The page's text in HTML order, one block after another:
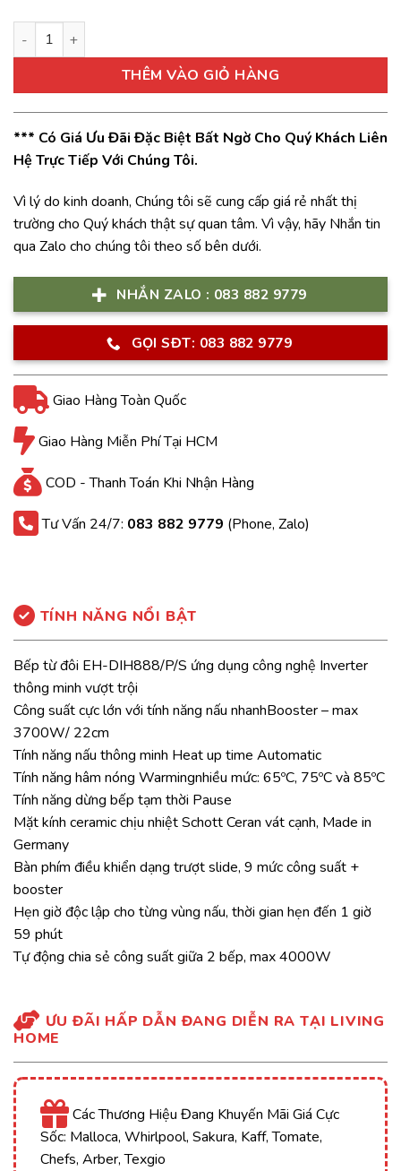
16.450.000 ₫.
Bếp từ Chefs EH-DIH888P cao cấp nhập khẩu Đức số lượng
THÊM VÀO GIỎ HÀNG
*** Có Giá Ưu Đãi Đặc Biệt Bất Ngờ Cho Quý Khách Liên
Hệ Trực Tiếp Với Chúng Tôi.
Vì lý do kinh doanh, Chúng tôi sẽ cung cấp giá rẻ nhất thị
trường cho Quý khách thật sự quan tâm. Vì vậy, hãy Nhắn tin
qua Zalo cho chúng tôi theo số bên dưới.
NHẮN ZALO : 083 882 9779
GỌI SĐT: 083 882 9779
Giao Hàng Toàn Quốc
Giao Hàng Miễn Phí Tại HCM
COD - Thanh Toán Khi Nhận Hàng
Tư Vấn 24/7: 083 882 9779 (Phone, Zalo)
TÍNH NĂNG NỔI BẬT
Bếp từ đôi EH-DIH888/P/S ứng dụng công nghệ Inverter
thông minh vượt trội
Công suất cực lớn với tính năng nấu nhanhBooster – max
3700W/ 22cm
Tính năng nấu thông minh Heat up time Automatic
Tính năng hâm nóng Warmingnhiều mức: 65ºC, 75ºC và 85ºC
Tính năng dừng bếp tạm thời Pause
Mặt kính ceramic chịu nhiệt Schott Ceran vát cạnh, Made in
Germany
Bàn phím điều khiển dạng trượt slide, 9 mức công suất +
booster
Hẹn giờ độc lập cho từng vùng nấu, thời gian hẹn đến 1 giờ
59 phút
Tự động chia sẻ công suất giữa 2 bếp, max 4000W
ƯU ĐÃI HẤP DẪN ĐANG DIỄN RA TẠI LIVING
HOME
Các Thương Hiệu Đang Khuyến Mãi Giá Cực
Sốc: Malloca, Whirlpool, Sakura, Kaff, Tomate,
Chefs, Arber, Texgio